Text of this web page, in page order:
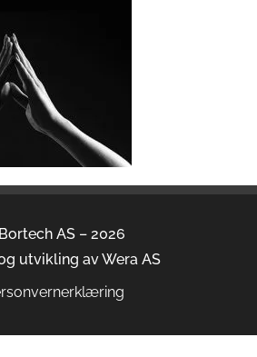
AS – 2026
utvikling avWera AS